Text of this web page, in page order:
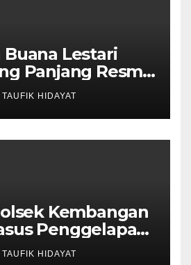
Buana Lestari
Panjang Resmi
Perkuat
TAUFIK HIDAYAT
Kembangan
Penggelapan
Kenalan di
TAUFIK HIDAYAT